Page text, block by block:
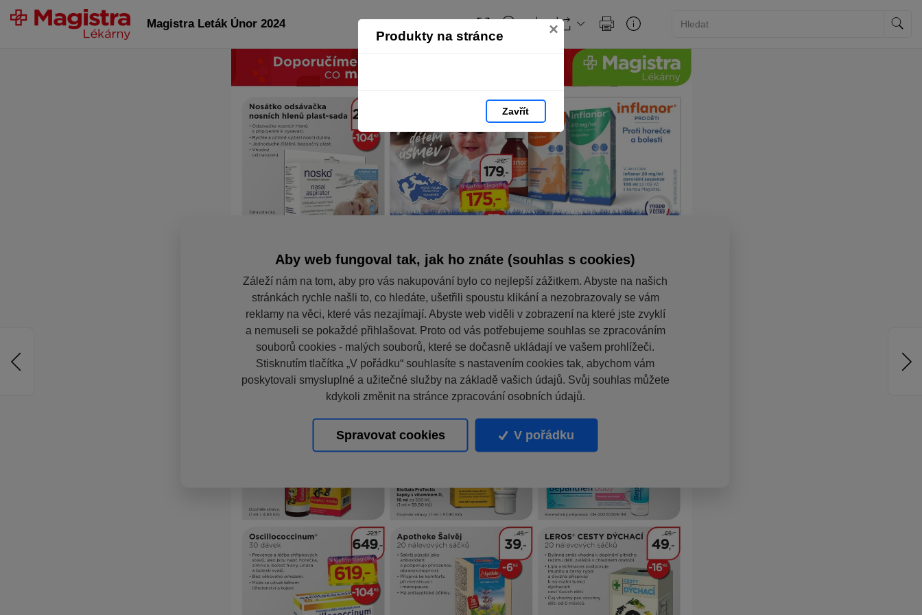
Produkty na stránce ×
Zavřít
Magistra Leták Únor 2024
Aby web fungoval tak, jak ho znáte (souhlas s cookies)
Záleží nám na tom, aby pro vás nakupování bylo co nejlepší zážitkem. Abyste na našich
stránkách rychle našli to, co hledáte, ušetřili spoustu klikání a nezobrazovaly se vám
reklamy na věci, které vás nezajímají. Abyste web viděli v zobrazení na které jste zvyklí
a nemuseli se pokaždé přihlašovat. Proto od vás potřebujeme souhlas se zpracováním
souborů cookies - malých souborů, které se dočasně ukládají ve vašem prohlížeči.
Stisknutím tlačítka „V pořádku“ souhlasíte s nastavením cookies tak, abychom vám
poskytovali smysluplné a užitečné služby na základě vašich údajů. Svůj souhlas můžete
kdykoli změnit na stránce zpracování osobních údajů.
Spravovat cookies V pořádku